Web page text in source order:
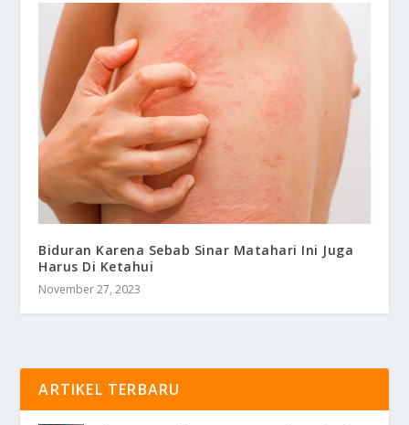
Biduran Karena Sebab Sinar Matahari Ini Juga
Harus Di Ketahui
November 27, 2023
ARTIKEL TERBARU